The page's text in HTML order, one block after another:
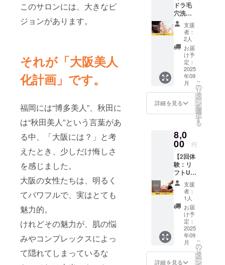
このサロンには、大きなビ
ジョンがあります。
それが「大阪美人
化計画」です。
福岡には“博多美人”、秋田に
は“秋田美人”という言葉があ
る中、「大阪には？」と考
えたとき、少しだけ悔しさ
を感じました。
大阪の女性たちは、明るく
てパワフルで、実はとても
魅力的。
けれどその魅力が、肌の悩
みやコンプレックスによっ
て隠れてしまっているな
ン）、
大豆抽
出物
（大豆
を含
む）、
パン酵
母（亜
鉛、マ
ンガ
ン、
銅、ヨ
セレ
ン、ク
モリブ
デン含
有）、
ピロロ
キノン
二ナト
リウム
塩、現
状オリ
ゴ糖、
ヘマト
コッカ
ス藻色
上の注
意：開
封後は
アルロ
ン酸・
サイタ
イエキ
ス・ア
ルプチ
ン配合
いつも
のスキ
ンケア
にプラ
だけで
シミや
ングサ
インへ
すべて
の角度
から総
合的に
アプ
ロー
チ。 名
称：
Shirona
Essenc
e 容
量：
ポレー
ション
導入→
シミケ
ア(10
分)→エ
イジン
グケア
マシン
→スキ
ンケア
→頭・
肩・デ
レー
ザーで
効果が
出な
かった
方にも
お勧め
シミケ
アコー
スで
す。 施
術時間
は1回
120分で
す。 小
「Nana
ra」で
サービ
スを体
験でき
ます。
《小顔
＆リフ
トアッ
プ！
スッキ
リした
お顔
泡洗顔
→顔筋
マッ
サージ
→選べ
るリフ
トアッ
プ機器
→肌別
モデリ
ング
パック
→スキ
ンケア
→頭・
肩・デ
コルテ
ドラ毛
穴洗浄
コー
ス】 通
15,400
円のハ
イドラ
毛穴洗
浄コー
スを
7,700円
でご提
供しま
す。 谷
目に
オープ
ンする
小顔＆
シミケ
ア専門
サロ
「Nana
ra」で
サービ
スを体
験でき
ます。
《クレ
ンジン
グ洗顔
→ハイ
支援
者：
2人
お届
け予
定：
2025
年09
月
詳細を見る
こ
の
リ
タ
ー
ン
を
選
択
す
る
8,0
00 円
【2回体
験：リ
フトUP
コー
ス】 通
16,000
円のリ
フトUP
コース
を8,000
円でご
提供し
ます。
支援
者：
1人
お届
け予
定：
2025
年09
月
詳細を見る
こ
の
リ
タ
ー
ン